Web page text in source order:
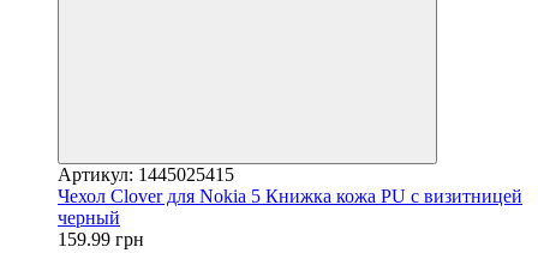
Артикул: 1445025415
Чехол Clover для Nokia 5 Книжка кожа PU с визитницей
черный
159.99 грн